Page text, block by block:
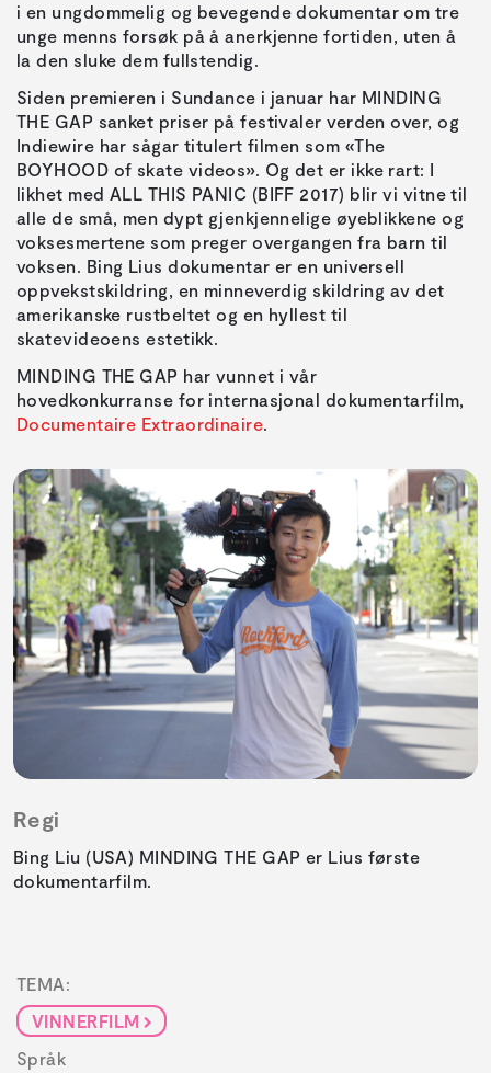
i en ungdommelig og bevegende dokumentar om tre
unge menns forsøk på å anerkjenne fortiden, uten å
la den sluke dem fullstendig.
Siden premieren i Sundance i januar har MINDING
THE GAP sanket priser på festivaler verden over, og
Indiewire har sågar titulert filmen som «The
BOYHOOD of skate videos». Og det er ikke rart: I
likhet med ALL THIS PANIC (BIFF 2017) blir vi vitne til
alle de små, men dypt gjenkjennelige øyeblikkene og
voksesmertene som preger overgangen fra barn til
voksen. Bing Lius dokumentar er en universell
oppvekstskildring, en minneverdig skildring av det
amerikanske rustbeltet og en hyllest til
skatevideoens estetikk.
MINDING THE GAP har vunnet i vår
hovedkonkurranse for internasjonal dokumentarfilm,
Documentaire Extraordinaire.
Regi
Bing Liu (USA) MINDING THE GAP er Lius første
dokumentarfilm.
TEMA:
VINNERFILM
Språk